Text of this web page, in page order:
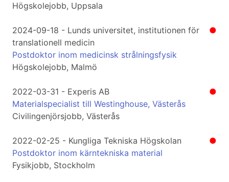
Högskolejobb, Uppsala
●
2024-09-18 - Lunds universitet, institutionen för
translationell medicin
Postdoktor inom medicinsk strålningsfysik
Högskolejobb, Malmö
●
2022-03-31 - Experis AB
Materialspecialist till Westinghouse, Västerås
Civilingenjörsjobb, Västerås
●
2022-02-25 - Kungliga Tekniska Högskolan
Postdoktor inom kärntekniska material
Fysikjobb, Stockholm